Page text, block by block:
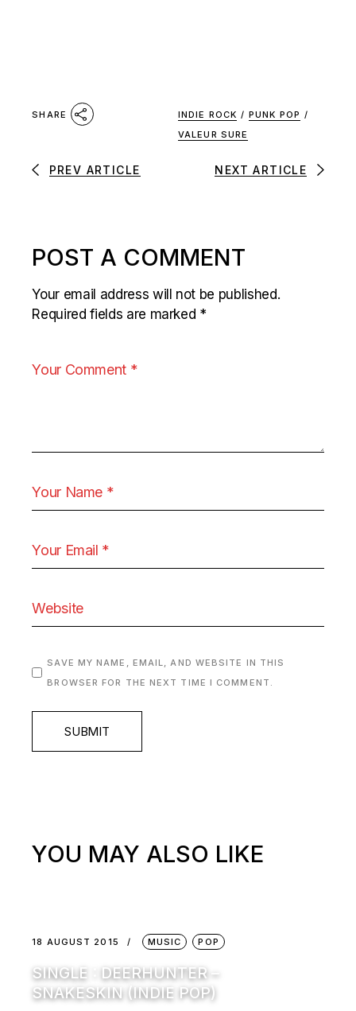
SHARE INDIE ROCK / PUNK POP /
VALEUR SURE
PREV ARTICLE NEXT ARTICLE
POST A COMMENT
Your email address will not be published.
Required fields are marked *
SAVE MY NAME, EMAIL, AND WEBSITE IN THIS
BROWSER FOR THE NEXT TIME I COMMENT.
SUBMIT
YOU MAY ALSO LIKE
18 AUGUST 2015 MUSIC POP
SINGLE : DEERHUNTER –
SNAKESKIN (INDIE POP)